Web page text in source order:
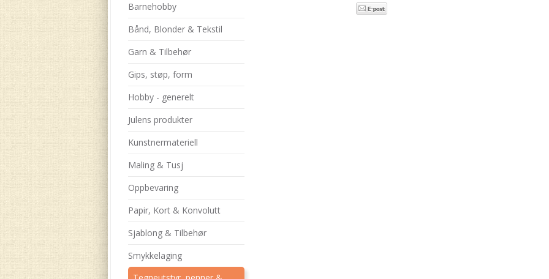
Barnehobby
Bånd, Blonder & Tekstil
Garn & Tilbehør
Gips, støp, form
Hobby - generelt
Julens produkter
Kunstnermateriell
Maling & Tusj
Oppbevaring
Papir, Kort & Konvolutt
Sjablong & Tilbehør
Smykkelaging